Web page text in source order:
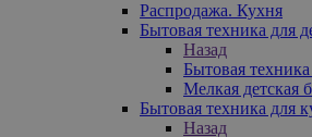
Распродажа. Кухня
Бытовая техника для
Назад
Бытовая техника
Мелкая детская
Бытовая техника для
Назад